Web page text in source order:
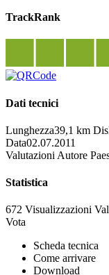
TrackRank
Dati tecnici
Lunghezza39,1 km
Data02.07.2011
Valutazioni Autore
Statistica
672 Visualizzazioni
Vota
Scheda tecnica
Come arrivare
Download